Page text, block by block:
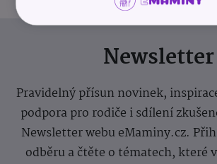
Newsletter
Pravidelný přísun novinek,
podpora pro rodiče i sdílení
Newsletter webu eMaminy.cz.
odběru a čtěte o tématech, které